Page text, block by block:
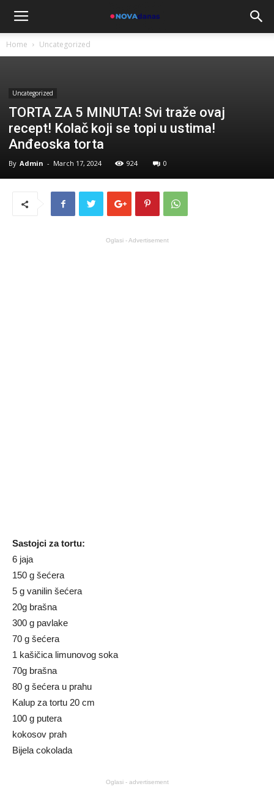
Home Uncategorized
Uncategorized
TORTA ZA 5 MINUTA! Svi traže ovaj
recept! Kolač koji se topi u ustima!
Anđeoska torta
By Admin - March 17, 2024 924 0
Oglasi - Advertisement
Sastojci za tortu:
6 jaja
150 g šećera
5 g vanilin šećera
20g brašna
300 g pavlake
70 g šećera
1 kašičica limunovog soka
70g brašna
80 g šećera u prahu
Kalup za tortu 20 cm
100 g putera
kokosov prah
Bijela cokolada
Oglasi - advertisement